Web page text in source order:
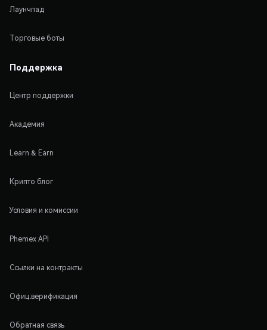
Лаунчпад
Торговые боты
Поддержка
Центр поддержки
Академия
Learn & Earn
Крипто блог
Условия и комиссии
Phemex API
Ссылки на контракты
Офиц.верификация
Обратная связь